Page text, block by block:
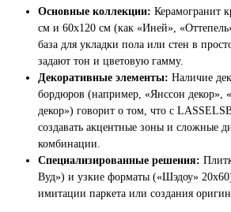
Основные коллекции: Керамогранит
см и 60x120 см (как «Иней»,
база для укладки пола или стен в
задают тон и цветовую гамму.
Декоративные элементы: Наличие
бордюров (например, «Янссон декор»,
декор») говорит о том, что с
создавать акцентные зоны и сложные
комбинации.
Специализированные решения:
Вуд») и узкие форматы («Шэдоу»
имитации паркета или создания